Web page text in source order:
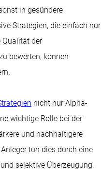
in gesündere
Strategien, die einfach nur
Qualität der
bewerten, können
nicht nur Alpha-
wichtige Rolle bei der
und nachhaltigere
tun dies durch eine
selektive Überzeugung.